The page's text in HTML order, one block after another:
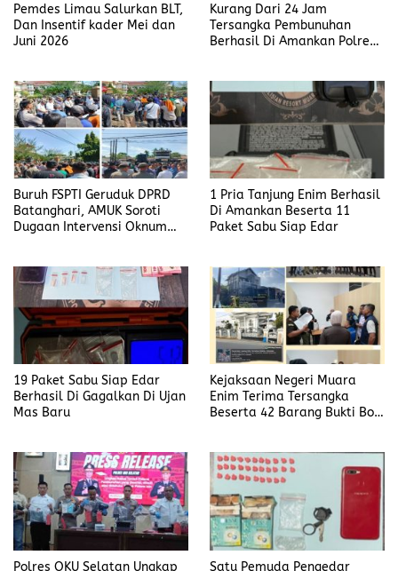
Pemdes Limau Salurkan BLT,
Dan Insentif kader Mei dan
Juni 2026
Kurang Dari 24 Jam
Tersangka Pembunuhan
Berhasil Di Amankan Polres
Buruh FSPTI Geruduk DPRD
Batanghari, AMUK Soroti
Dugaan Intervensi Oknum
1 Pria Tanjung Enim Berhasil
Di Amankan Beserta 11
Paket Sabu Siap Edar
19 Paket Sabu Siap Edar
Berhasil Di Gagalkan Di Ujan
Mas Baru
Kejaksaan Negeri Muara
Enim Terima Tersangka
Beserta 42 Barang Bukti Bobi
Polres OKU Selatan Ungkap Satu Pemuda Pengedar